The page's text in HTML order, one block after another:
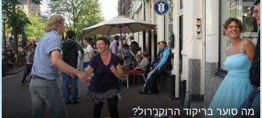
מה סוער בריקוד הרוקנ'רול?